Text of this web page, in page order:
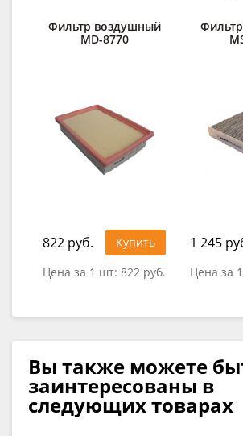
Фильтр воздушный
MD-8770
822 руб.
Купить
Цена за 1 шт: 822 руб.
1 245
Цена за
Вы также можете
заинтересованы в
следующих товарах